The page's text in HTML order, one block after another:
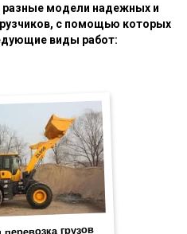
разные модели надежных и
с помощью которых
виды работ: